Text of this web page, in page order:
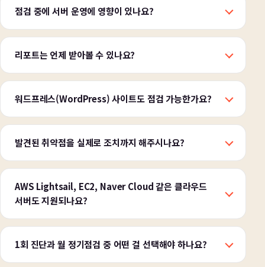
점검 중에 서버 운영에 영향이 있나요?
리포트는 언제 받아볼 수 있나요?
워드프레스(WordPress) 사이트도 점검 가능한가요?
발견된 취약점을 실제로 조치까지 해주시나요?
AWS Lightsail, EC2, Naver Cloud 같은 클라우드
서버도 지원되나요?
1회 진단과 월 정기점검 중 어떤 걸 선택해야 하나요?